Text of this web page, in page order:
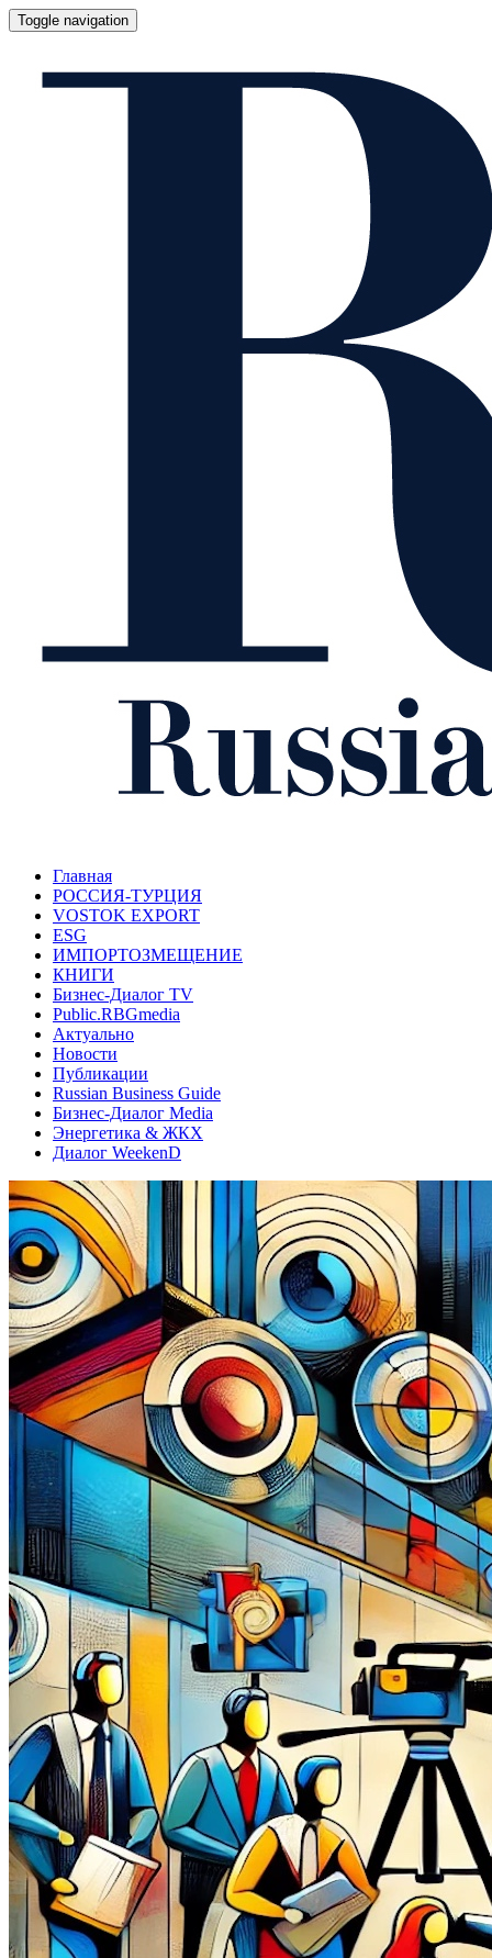
Toggle navigation
Главная
РОССИЯ-ТУРЦИЯ
VOSTOK EXPORT
ESG
ИМПОРТОЗМЕЩЕНИЕ
КНИГИ
Бизнес-Диалог TV
Public.RBGmedia
Актуально
Новости
Публикации
Russian Business Guide
Бизнес-Диалог Media
Энергетика & ЖКХ
Диалог WeekenD